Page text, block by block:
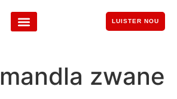
LUISTER NOU
mandla zwane